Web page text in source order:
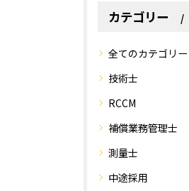
カテゴリー
全てのカテゴリー
技術士
RCCM
補償業務管理士
測量士
中途採用